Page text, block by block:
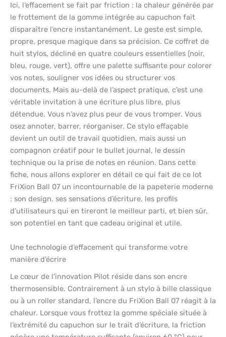
Ici, l’effacement se fait par friction : la chaleur générée par
le frottement de la gomme intégrée au capuchon fait
disparaître l’encre instantanément. Le geste est simple,
propre, presque magique dans sa précision. Ce coffret de
huit stylos, décliné en quatre couleurs essentielles (noir,
bleu, rouge, vert), offre une palette suffisante pour colorer
vos notes, souligner vos idées ou structurer vos
documents. Mais au-delà de l’aspect pratique, c’est une
véritable invitation à une écriture plus libre, plus
détendue. Vous n’avez plus peur de vous tromper. Vous
osez annoter, barrer, réorganiser. Ce stylo effaçable
devient un outil de travail quotidien, mais aussi un
compagnon créatif pour le bullet journal, le dessin
technique ou la prise de notes en réunion. Dans cette
fiche, nous allons explorer en détail ce qui fait de ce lot
FriXion Ball 07 un incontournable de la papeterie moderne
: son design, ses sensations d’écriture, les profils
d’utilisateurs qui en tireront le meilleur parti, et bien sûr,
son potentiel en tant que cadeau original et utile.
Une technologie d’effacement qui transforme votre
manière d’écrire
Le cœur de l’innovation Pilot réside dans son encre
thermosensible. Contrairement à un stylo à bille classique
ou à un roller standard, l’encre du FriXion Ball 07 réagit à la
chaleur. Lorsque vous frottez la gomme spéciale située à
l’extrémité du capuchon sur le trait d’écriture, la friction